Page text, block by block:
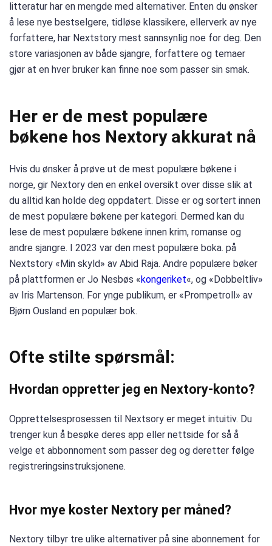
litteratur har en mengde med alternativer. Enten du ønsker
å lese nye bestselgere, tidløse klassikere, ellerverk av nye
forfattere, har Nextstory mest sannsynlig noe for deg. Den
store variasjonen av både sjangre, forfattere og temaer
gjør at en hver bruker kan finne noe som passer sin smak.
Her er de mest populære
bøkene hos Nextory akkurat nå
Hvis du ønsker å prøve ut de mest populære bøkene i
norge, gir Nextory den en enkel oversikt over disse slik at
du alltid kan holde deg oppdatert. Disse er og sortert innen
de mest populære bøkene per kategori. Dermed kan du
lese de mest populære bøkene innen krim, romanse og
andre sjangre. I 2023 var den mest populære boka. på
Nextstory «Min skyld» av Abid Raja. Andre populære bøker
på plattformen er Jo Nesbøs «kongeriket«, og «Dobbeltliv»
av Iris Martenson. For ynge publikum, er «Prompetroll» av
Bjørn Ousland en populær bok.
Ofte stilte spørsmål:
Hvordan oppretter jeg en Nextory-konto?
Opprettelsesprosessen til Nextsory er meget intuitiv. Du
trenger kun å besøke deres app eller nettside for så å
velge et abbonnoment som passer deg og deretter følge
registreringsinstruksjonene.
Hvor mye koster Nextory per måned?
Nextory tilbyr tre ulike alternativer på sine abonnement for